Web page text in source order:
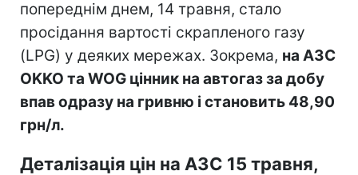
попереднім днем, 14 травня, стало
просідання вартості скрапленого газу
(LPG) у деяких мережах. Зокрема, на АЗС
OKKO та WOG цінник на автогаз за добу
впав одразу на гривню і становить 48,90
грн/л.
Деталізація цін на АЗС 15 травня,